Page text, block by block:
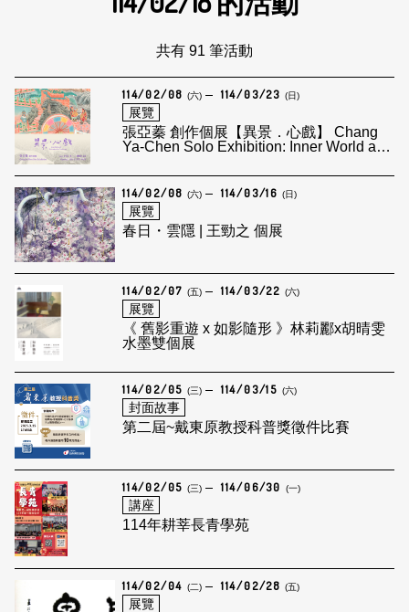
共有 91 筆活動
114/02/08 (六) 114/03/23 (日)
展覽
張亞蓁 創作個展【異景．心戲】 Chang
Ya-Chen Solo Exhibition: Inner World and
114/02/08 (六) 114/03/16 (日)
展覽
春日・雲隱 | 王勁之 個展
114/02/07 (五) 114/03/22 (六)
展覽
《 舊影重遊 x 如影隨形 》林莉酈x胡晴雯
水墨雙個展
114/02/05 (三) 114/03/15 (六)
封面故事
第二屆~戴東原教授科普獎徵件比賽
114/02/05 (三) 114/06/30 (一)
講座
114年耕莘長青學苑
114/02/04 (二) 114/02/28 (五)
展覽